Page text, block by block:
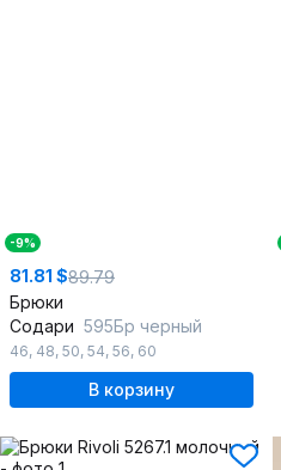
-9%
81.81 $89.79
Брюки
Содари 595Бр черный
46, 48, 50, 54, 56, 60
В корзину